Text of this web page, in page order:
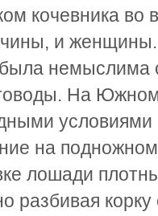
кочевника во
и женщины.
немыслима
На
на подножном
лошади
разбивая